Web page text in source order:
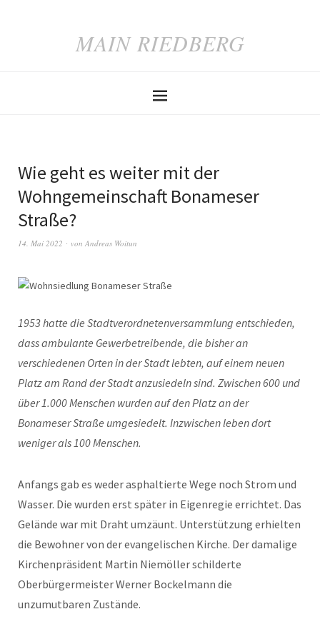
MAIN RIEDBERG
Wie geht es weiter mit der
Wohngemeinschaft Bonameser
Straße?
14. Mai 2022 von Andreas Woitun
1953 hatte die Stadtverordnetenversammlung entschieden,
dass ambulante Gewerbetreibende, die bisher an
verschiedenen Orten in der Stadt lebten, auf einem neuen
Platz am Rand der Stadt anzusiedeln sind. Zwischen 600 und
über 1.000 Menschen wurden auf den Platz an der
Bonameser Straße umgesiedelt. Inzwischen leben dort
weniger als 100 Menschen.
Anfangs gab es weder asphaltierte Wege noch Strom und
Wasser. Die wurden erst später in Eigenregie errichtet. Das
Gelände war mit Draht umzäunt. Unterstützung erhielten
die Bewohner von der evangelischen Kirche. Der damalige
Kirchenpräsident Martin Niemöller schilderte
Oberbürgermeister Werner Bockelmann die
unzumutbaren Zustände.